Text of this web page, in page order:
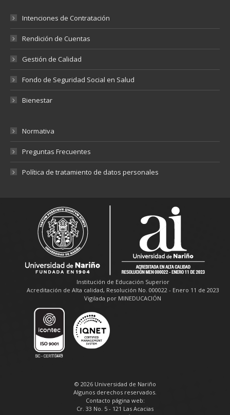
Intenciones de Contratación
Rendición de Cuentas
Gestión de Calidad
Fondo de Seguridad Social en Salud
Bienestar
Normativa
Preguntas Frecuentes
Política de tratamiento de datos personales
Institución de Educación Superior
Acreditación de Alta calidad, Resolución No. 000022 - Enero 11 de 2023
Vigilada por MINEDUCACIÓN
© 2026 Universidad de Nariño
Algunos derechos reservados.
Contacto página web:
Cr. 33 No. 5 - 121 Las Acacias